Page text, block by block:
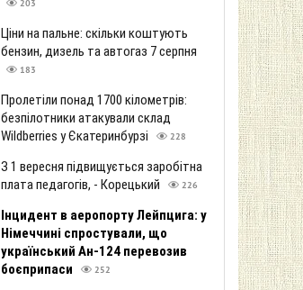
203
Ціни на пальне: скільки коштують
бензин, дизель та автогаз 7 серпня
183
Пролетіли понад 1700 кілометрів:
безпілотники атакували склад
Wildberries у Єкатеринбурзі
228
З 1 вересня підвищується заробітна
плата педагогів, - Корецький
226
Інцидент в аеропорту Лейпцига: у
Німеччині спростували, що
український Ан-124 перевозив
боєприпаси
252